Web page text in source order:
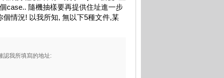
case.. 隨機抽樣要再提供住址進一步
情況! 以我所知, 無以下5種文件,某
認我所填寫的地址: